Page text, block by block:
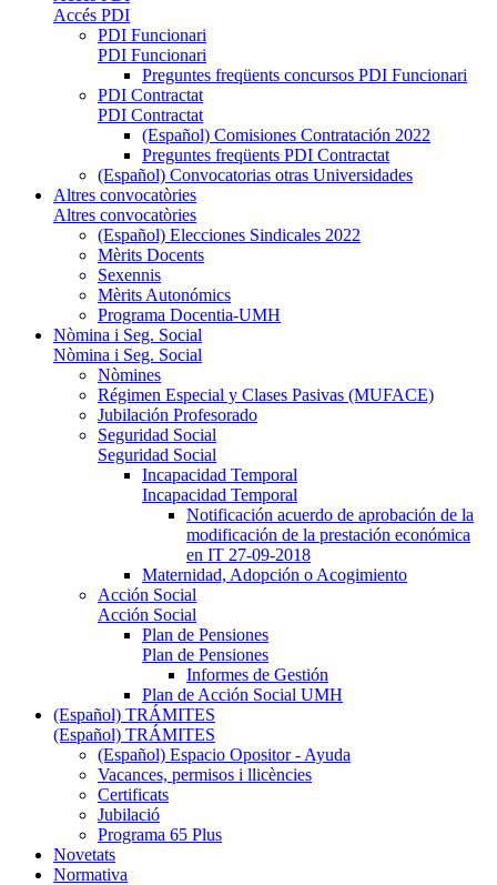
Accés PDI
PDI Funcionari
PDI Funcionari
Preguntes freqüents concursos PDI Funcionari
PDI Contractat
PDI Contractat
(Español) Comisiones Contratación 2022
Preguntes freqüents PDI Contractat
(Español) Convocatorias otras Universidades
Altres convocatòries
Altres convocatòries
(Español) Elecciones Sindicales 2022
Mèrits Docents
Sexennis
Mèrits Autonómics
Programa Docentia-UMH
Nòmina i Seg. Social
Nòmina i Seg. Social
Nòmines
Régimen Especial y Clases Pasivas (MUFACE)
Jubilación Profesorado
Seguridad Social
Seguridad Social
Incapacidad Temporal
Incapacidad Temporal
Notificación acuerdo de aprobación de la
modificación de la prestación económica
en IT 27-09-2018
Maternidad, Adopción o Acogimiento
Acción Social
Acción Social
Plan de Pensiones
Plan de Pensiones
Informes de Gestión
Plan de Acción Social UMH
(Español) TRÁMITES
(Español) TRÁMITES
(Español) Espacio Opositor - Ayuda
Vacances, permisos i llicències
Certificats
Jubilació
Programa 65 Plus
Novetats
Normativa